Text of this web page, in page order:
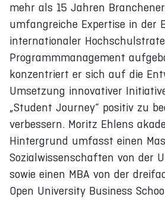
mehr als 15 Jahren
umfangreiche Expertise in der
internationaler
Programmmanagement
konzentriert er sich auf die
Umsetzung innovativer
„Student Journey“ positiv zu
verbessern. Moritz Ehlens
Hintergrund umfasst einen
Sozialwissenschaften von der
sowie einen MBA von der
Open University Business